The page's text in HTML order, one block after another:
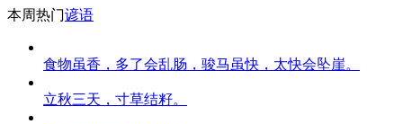
本周热门谚语
食物虽香，多了会乱肠，骏马虽快，太快会坠崖。
立秋三天，寸草结籽。